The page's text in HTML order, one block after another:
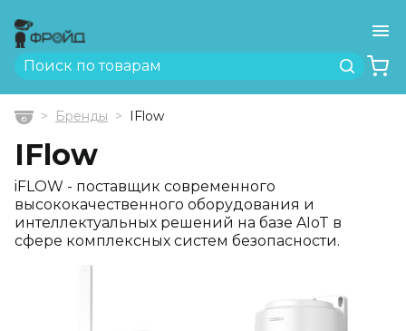
Найти
ГлавнаяБренды IFlow
IFlow
iFLOW - поставщик современного
высококачественного оборудования и
интеллектуальных решений на базе AIoT в
сфере комплексных систем безопасности.